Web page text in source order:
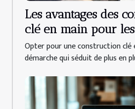
Les avantages des
clé en main pour les
propriétaires
Opter pour une construction clé
démarche qui séduit de plus en